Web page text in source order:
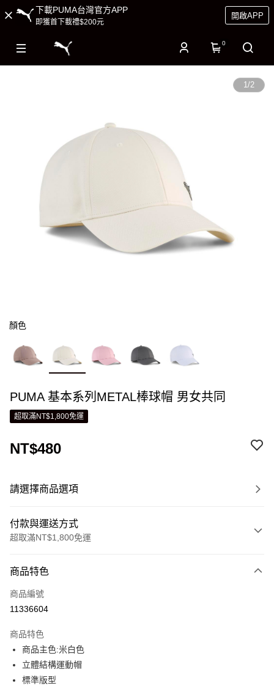
下載PUMA台灣官方APP
即獲首下載禮$200元
開啟APP
0
1/2
顏色
PUMA 基本系列METAL棒球帽 男女共同
超取滿NT$1,800免運
NT$480
請選擇商品選項
付款與運送方式
超取滿NT$1,800免運
信用卡一次付款
LINE Pay
街口支付
悠遊付
商品特色
商品編號
11336604
商品特色
商品主色:米白色
立體結構運動帽
標準版型